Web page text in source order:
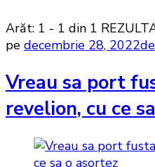
Arăt: 1 - 1 din 1
pe decembrie 28, 2022
Vreau sa port
revelion, cu ce